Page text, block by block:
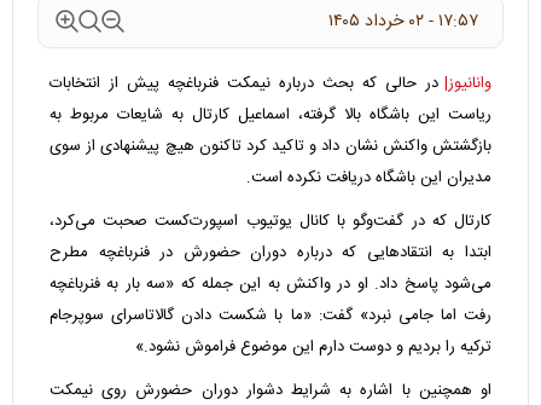
۱۷:۵۷ - ۰۲ خرداد ۱۴۰۵
وانانیوز| در حالی که بحث درباره نیمکت فنرباغچه پیش از انتخابات
ریاست این باشگاه بالا گرفته، اسماعیل کارتال به شایعات مربوط به
بازگشتش واکنش نشان داد و تاکید کرد تاکنون هیچ پیشنهادی از سوی
مدیران این باشگاه دریافت نکرده است.
کارتال که در گفت‌وگو با کانال یوتیوب اسپورت‌کست صحبت می‌کرد،
ابتدا به انتقادهایی که درباره دوران حضورش در فنرباغچه مطرح
می‌شود پاسخ داد. او در واکنش به این جمله که «سه بار به فنرباغچه
رفت اما جامی نبرد» گفت: «ما با شکست دادن گالاتاسرای سوپرجام
ترکیه را بردیم و دوست دارم این موضوع فراموش نشود.»
او همچنین با اشاره به شرایط دشوار دوران حضورش روی نیمکت